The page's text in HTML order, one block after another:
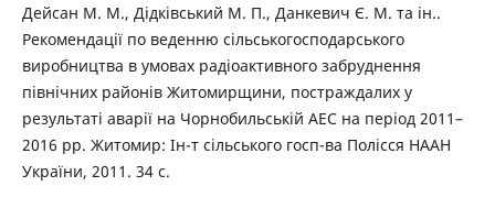
Дейсан М. М., Дідківський М. П., Данкевич Є. М. та ін..
Рекомендації по веденню сільськогосподарського
виробництва в умовах радіоактивного забруднення
північних районів Житомирщини, постраждалих у
результаті аварії на Чорнобильській АЕС на період 2011–
2016 рр. Житомир: Ін-т сільського госп-ва Полісся НААН
України, 2011. 34 с.